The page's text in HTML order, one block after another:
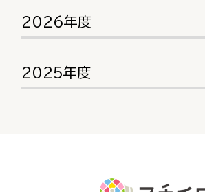
2026年度
2025年度